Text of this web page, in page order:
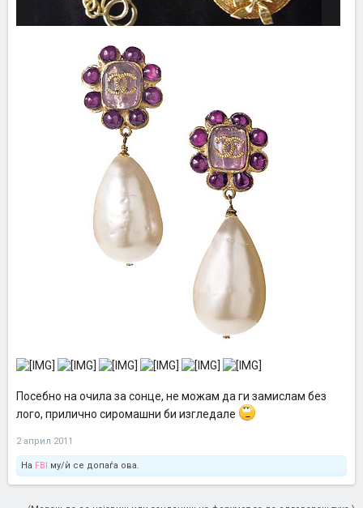
Посебно на очила за сонце, не можам да ги замислам без
лого, прилично сиромашни би изгледале
2 април 2011
На FBI му/ѝ се допаѓа ова.